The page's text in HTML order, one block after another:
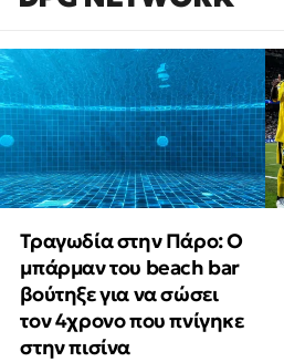
Τραγωδία στην Πάρο: Ο
μπάρμαν του beach bar
βούτηξε για να σώσει
τον 4χρονο που πνίγηκε
στην πισίνα